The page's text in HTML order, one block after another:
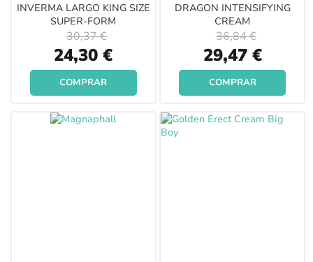
INVERMA LARGO KING SIZE
SUPER-FORM
Special
Price
24,30 €
30,37 €
COMPRAR
DRAGON INTENSIFYING
CREAM
Special
Price
29,47 €
36,84 €
COMPRAR